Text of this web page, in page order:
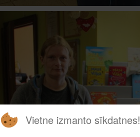
Vietne izmanto sīkdatnes!